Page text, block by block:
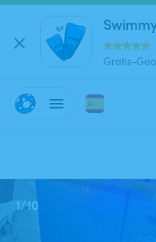
Gratis-
1/10